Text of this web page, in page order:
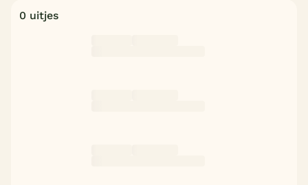
0 uitjes